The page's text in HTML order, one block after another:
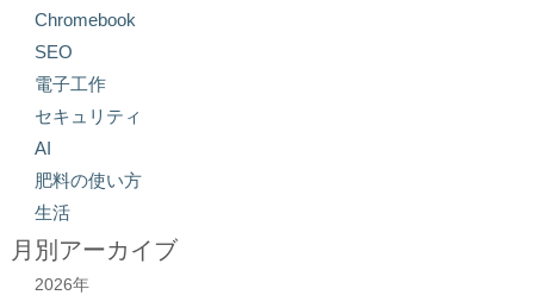
Chromebook
SEO
電子工作
セキュリティ
AI
肥料の使い方
生活
月別アーカイブ
2026年